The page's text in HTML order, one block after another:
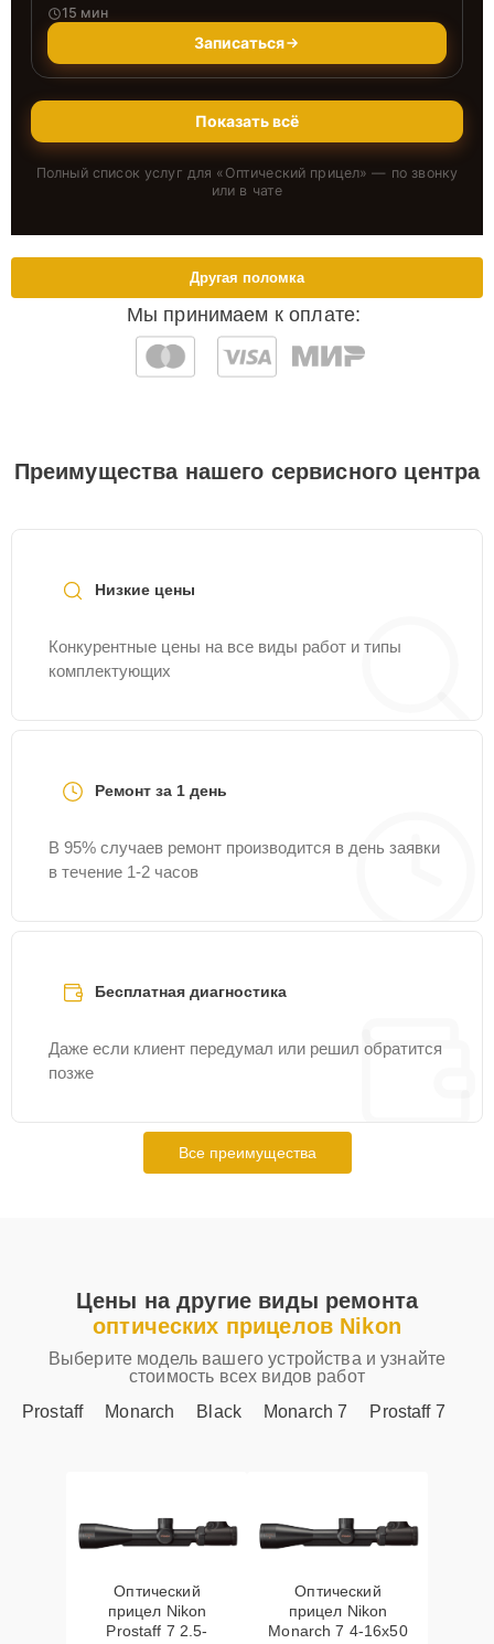
15 мин
Записаться
Показать всё
Полный список услуг для « Оптический прицел» — по звонку
или в чате
Мы принимаем к оплате:
Другая поломка
Преимущества нашего сервисного центра
Низкие цены
Конкурентные цены на все виды работ и типы
комплектующих
Ремонт за 1 день
В 95% случаев ремонт производится в день заявки
в течение 1-2 часов
Бесплатная диагностика
Даже если клиент передумал или решил обратится
позже
Все преимущества
Цены на другие виды ремонта
оптических прицелов Nikon
Выберите модель вашего устройства и узнайте
стоимость всех видов работ
Prostaff
Monarch Black Monarch 7 Prostaff 7
Оптический
прицел Nikon
Prostaff 7 2.5-
Оптический
прицел Nikon
Monarch 7 4-16x50